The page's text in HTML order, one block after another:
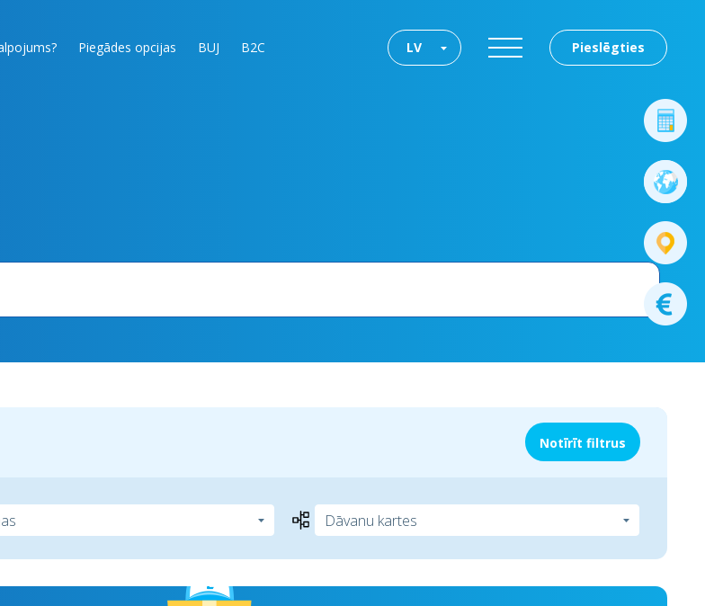
Piegādes opcijas BUJ B2C Pieslēgties
LV
Notīrīt filtrus